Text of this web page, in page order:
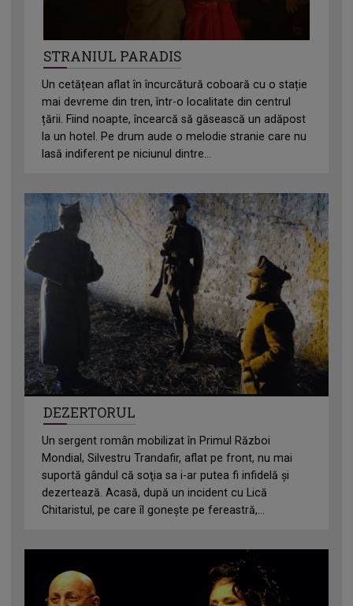
STRANIUL PARADIS
Un cetățean aflat în încurcătură coboară cu o stație
mai devreme din tren, într-o localitate din centrul
țării. Fiind noapte, încearcă să găsească un adăpost
la un hotel. Pe drum aude o melodie stranie care nu
lasă indiferent pe niciunul dintre...
DEZERTORUL
Un sergent român mobilizat în Primul Război
Mondial, Silvestru Trandafir, aflat pe front, nu mai
suportă gândul că soţia sa i-ar putea fi infidelă şi
dezertează. Acasă, după un incident cu Lică
Chitaristul, pe care îl goneşte pe fereastră,...